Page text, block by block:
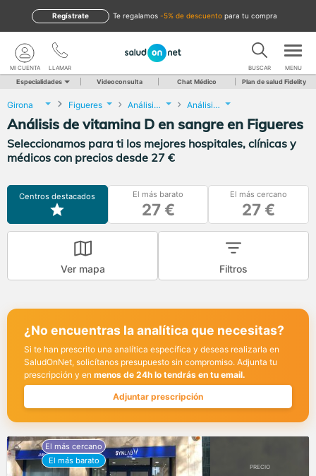
te regalamos -5% de descuento para tu compra
Regístrate
LLAMAR
MI CUENTA BUSCAR MENU
Especialidades Videoconsulta Chat Médico Plan de salud Fidelity
Girona Figueres Análisis Clínicos Análisis de vitamina D en sangre
Análisis de vitamina D en sangre en Figueres
Seleccionamos para ti los mejores hospitales, clínicas y
médicos con precios desde 27 €
Centros destacados El más barato
27 €
El más cercano
27 €
Ver mapa Filtros
¿No encuentras la analítica que necesitas?
Si te han prescrito una analítica específica y deseas realizarla en
SaludOnNet, solicítanos presupuesto sin compromiso. Adjunta tu
prescripción y en menos de 24h lo tendrás en tu email.
Adjuntar prescripción
PRECIO